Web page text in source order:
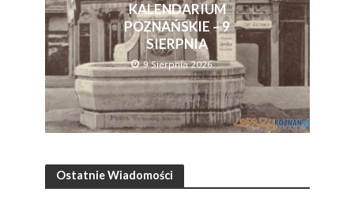
KALENDARIUM
POZNAŃSKIE – 9
SIERPNIA
9 Sierpnia 2026
Ostatnie Wiadomości